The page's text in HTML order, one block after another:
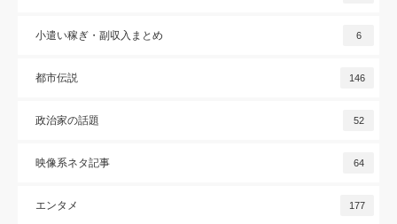
小遣い稼ぎ・副収入まとめ 6
都市伝説 146
政治家の話題 52
映像系ネタ記事 64
エンタメ 177